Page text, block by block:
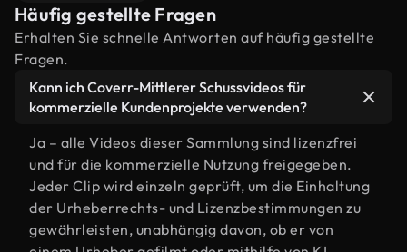
Häufig gestellte Fragen
Erhalten Sie schnelle Antworten auf häufig gestellte
Fragen.
Kann ich Coverr-Mittlerer Schussvideos für
kommerzielle Kundenprojekte verwenden?
Ja – alle Videos dieser Sammlung sind lizenzfrei
und für die kommerzielle Nutzung freigegeben.
Jeder Clip wird einzeln geprüft, um die Einhaltung
der Urheberrechts- und Lizenzbestimmungen zu
gewährleisten, unabhängig davon, ob er von